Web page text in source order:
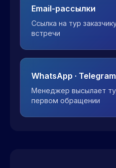
Email-рассылки
Ссылка на тур
встречи
WhatsApp · Telegram
Менеджер высылает
первом обращении